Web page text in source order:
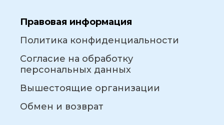
Правовая информация
Политика конфиденциальности
Согласие на обработку
персональных данных
Вышестоящие организации
Обмен и возврат